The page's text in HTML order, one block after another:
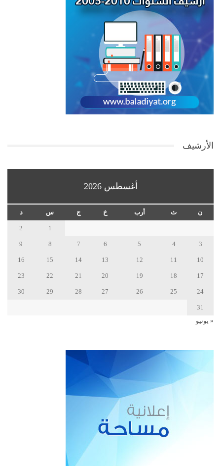
الأرشيف
أغسطس 2026
ن ث أرب خ ج س د
1
2
3
4
5
6
7
8
9
10
11
12
13
14
15
16
17
18
19
20
21
22
23
24
25
26
27
28
29
30
31
« يونيو